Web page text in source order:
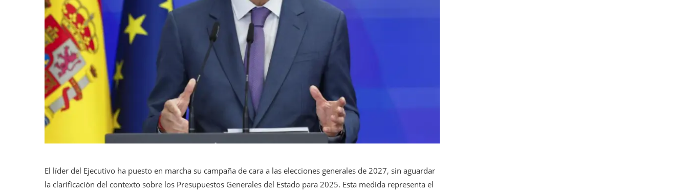
El líder del Ejecutivo ha puesto en marcha su campaña de cara a las elecciones generales de 2027, sin aguardar
la clarificación del contexto sobre los Presupuestos Generales del Estado para 2025. Esta medida representa el